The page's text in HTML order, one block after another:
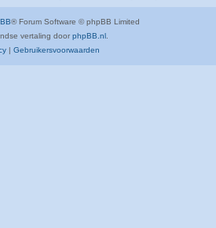
® Forum Software © phpBB Limited
vertaling door phpBB.nl.
| Gebruikersvoorwaarden